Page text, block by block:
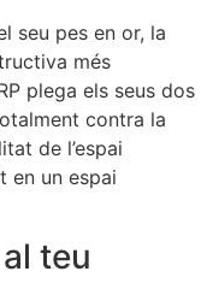
seu pes en or, la
més
plega els seus dos
contra la
de l’espai
en un espai
teu